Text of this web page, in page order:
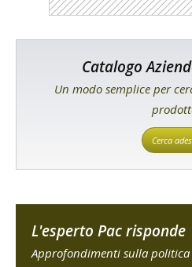
Catalogo
Un modo semplice per
Cerca
L'esperto Pac risponde
Approfondimenti sulla